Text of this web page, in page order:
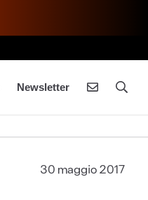
Newsletter
30 maggio 2017